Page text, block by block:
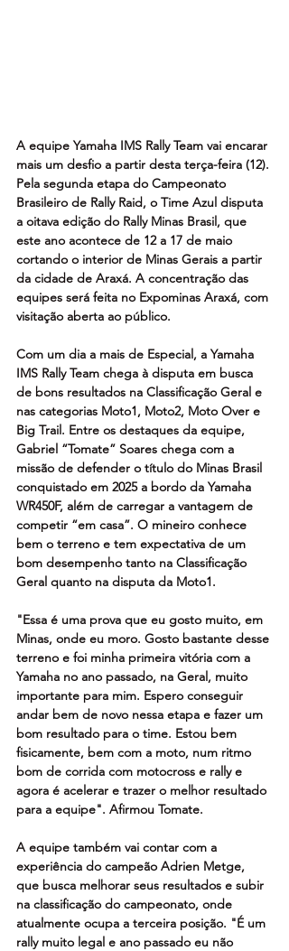
A equipe Yamaha IMS Rally Team vai encarar
mais um desfio a partir desta terça-feira (12).
Pela segunda etapa do Campeonato
Brasileiro de Rally Raid, o Time Azul disputa
a oitava edição do Rally Minas Brasil, que
este ano acontece de 12 a 17 de maio
cortando o interior de Minas Gerais a partir
da cidade de Araxá. A concentração das
equipes será feita no Expominas Araxá, com
visitação aberta ao público.
Com um dia a mais de Especial, a Yamaha
IMS Rally Team chega à disputa em busca
de bons resultados na Classificação Geral e
nas categorias Moto1, Moto2, Moto Over e
Big Trail. Entre os destaques da equipe,
Gabriel “Tomate” Soares chega com a
missão de defender o título do Minas Brasil
conquistado em 2025 a bordo da Yamaha
WR450F, além de carregar a vantagem de
competir “em casa”. O mineiro conhece
bem o terreno e tem expectativa de um
bom desempenho tanto na Classificação
Geral quanto na disputa da Moto1.
"Essa é uma prova que eu gosto muito, em
Minas, onde eu moro. Gosto bastante desse
terreno e foi minha primeira vitória com a
Yamaha no ano passado, na Geral, muito
importante para mim. Espero conseguir
andar bem de novo nessa etapa e fazer um
bom resultado para o time. Estou bem
fisicamente, bem com a moto, num ritmo
bom de corrida com motocross e rally e
agora é acelerar e trazer o melhor resultado
para a equipe". Afirmou Tomate.
A equipe também vai contar com a
experiência do campeão Adrien Metge,
que busca melhorar seus resultados e subir
na classificação do campeonato, onde
atualmente ocupa a terceira posição. "É um
rally muito legal e ano passado eu não